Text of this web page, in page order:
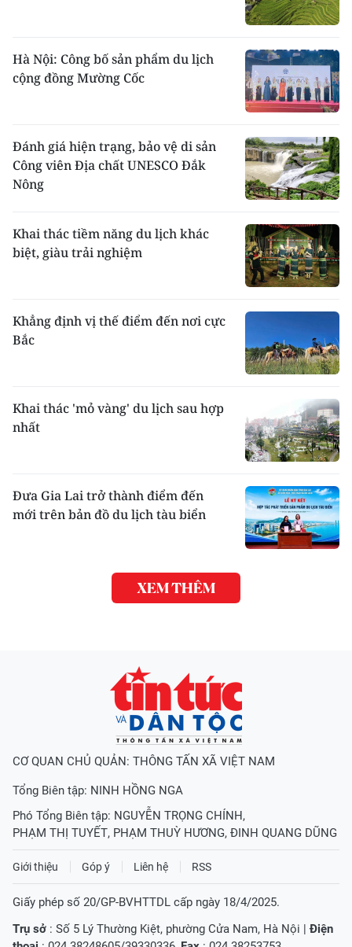
Hà Nội: Công bố sản phẩm du lịch
cộng đồng Mường Cốc
Đánh giá hiện trạng, bảo vệ di sản
Công viên Địa chất UNESCO Đắk
Nông
Khai thác tiềm năng du lịch khác
biệt, giàu trải nghiệm
Khẳng định vị thế điểm đến nơi cực
Bắc
Khai thác 'mỏ vàng' du lịch sau hợp
nhất
Đưa Gia Lai trở thành điểm đến
mới trên bản đồ du lịch tàu biển
XEM THÊM
CƠ QUAN CHỦ QUẢN: THÔNG TẤN XÃ VIỆT NAM
Tổng Biên tập: NINH HỒNG NGA
Phó Tổng Biên tập: NGUYỄN TRỌNG CHÍNH,
PHẠM THỊ TUYẾT, PHẠM THUỲ HƯƠNG, ĐINH QUANG DŨNG
Giới thiệu Góp ý Liên hệ RSS
Giấy phép số 20/GP-BVHTTDL cấp ngày 18/4/2025.
Trụ sở : Số 5 Lý Thường Kiệt, phường Cửa Nam, Hà Nội |Điện